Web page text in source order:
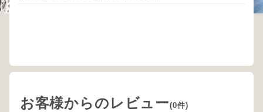
お客様からのレビュー(0件)